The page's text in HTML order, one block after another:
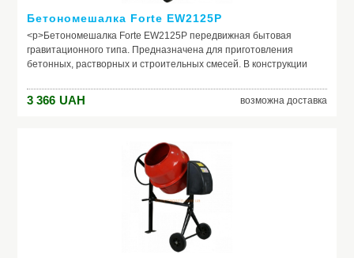
Бетономешалка Forte EW2125P
<p>Бетономешалка Forte EW2125P передвижная бытовая
гравитационного типа. Предназначена для приготовления
бетонных, растворных и строительных смесей. В конструкции
зубчатой парой (шестерня и цельный чугунный венец), двигатель
бетономешалки мощностью 550Вт и ременная передача.</p><p
Максимальная производительность при замесе раз в 5 минут –
1,14 м3/час. Общая система привода - ременно-венцовая, вес 42
кг, сборная.</p><h3>Отличительные особенности
бетономешалки Forte EW2125P:</h3><ul><li>цельный чугунный
венец</li><li>металлический кожух двигателя</li><li>фиксатор
положения на опрокидывающемся колесе</li>
<li>транспортировочные коле</li></ul><h3>Технические
характеристики:</h3><table border="1" cellspacing="0"
3 366 UAH возможна доставка